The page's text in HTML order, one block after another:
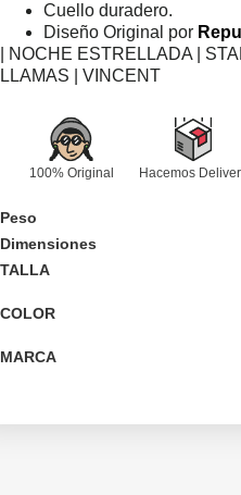
Cuello duradero.
Diseño Original por
| NOCHE ESTRELLADA |
LLAMAS | VINCENT
100% Original Hacemos
Peso
Dimensiones
TALLA
COLOR
MARCA